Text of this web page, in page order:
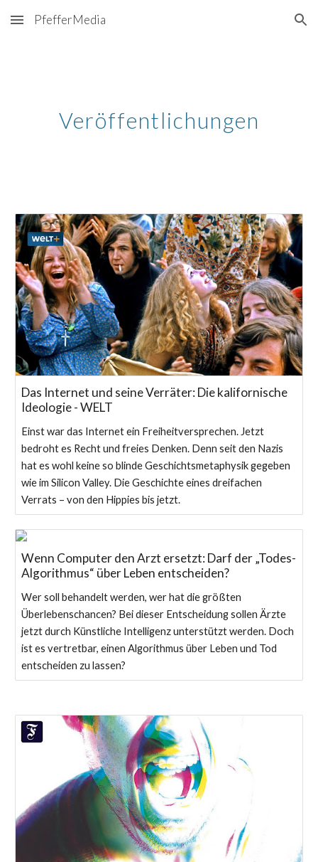
Skip to main content Skip to navigation
PfefferMedia
Veröffentlichungen
Das Internet und seine Verräter: Die kalifornische
Ideologie - WELT
Einst war das Internet ein Freiheitversprechen. Jetzt
bedroht es Recht und freies Denken. Denn seit den Nazis
hat es wohl keine so blinde Geschichtsmetaphysik gegeben
wie im Silicon Valley. Die Geschichte eines dreifachen
Verrats – von den Hippies bis jetzt.
Wenn Computer den Arzt ersetzt: Darf der „Todes-
Algorithmus“ über Leben entscheiden?
Wer soll behandelt werden, wer hat die größten
Überlebenschancen? Bei dieser Entscheidung sollen Ärzte
jetzt durch Künstliche Intelligenz unterstützt werden. Doch
ist es vertretbar, einen Algorithmus über Leben und Tod
entscheiden zu lassen?